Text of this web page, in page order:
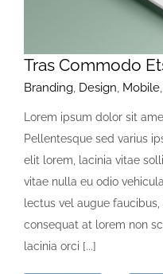
Tras Commodo
Branding, Design, Mobile,
Lorem ipsum dolor sit
Pellentesque sed varius
elit lorem, lacinia vitae
vitae nulla eu odio
lectus vel augue
consequat at lorem non
lacinia orci [...]